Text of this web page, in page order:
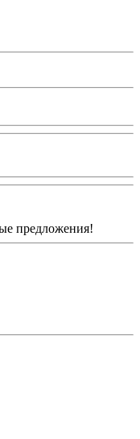
предложения!